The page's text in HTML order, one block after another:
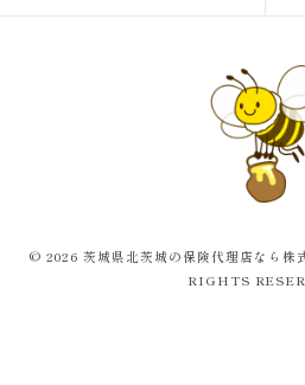
© 2026 茨城県北茨城の保険代理店なら株
RIGHTS